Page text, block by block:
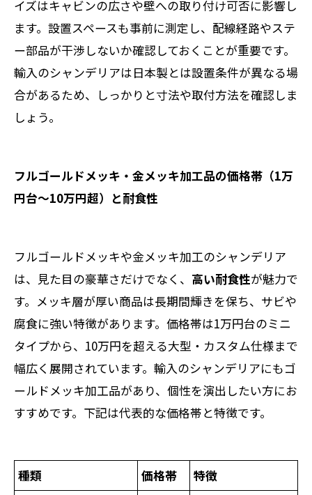
イズはキャビンの広さや壁への取り付け可否に影響し
ます。設置スペースも事前に測定し、配線経路やステ
ー部品が干渉しないか確認しておくことが重要です。
輸入のシャンデリアは日本製とは設置条件が異なる場
合があるため、しっかりと寸法や取付方法を確認しま
しょう。
フルゴールドメッキ・金メッキ加工品の価格帯（1万
円台～10万円超）と耐食性
フルゴールドメッキや金メッキ加工のシャンデリア
は、見た目の豪華さだけでなく、 高い耐食性が魅力で
す。メッキ層が厚い商品は長期間輝きを保ち、サビや
腐食に強い特徴があります。価格帯は1万円台のミニ
タイプから、10万円を超える大型・カスタム仕様まで
幅広く展開されています。輸入のシャンデリアにもゴ
ールドメッキ加工品があり、個性を演出したい方にお
すすめです。下記は代表的な価格帯と特徴です。
種類 価格帯 特徴